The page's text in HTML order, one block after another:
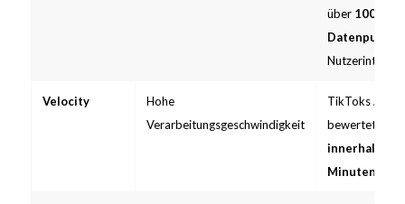
über 100
Datenpunkte
Velocity
Hohe
Verarbeitungsgeschwindigkeit
TikToks
bewertet ein
innerhalb
Minuten